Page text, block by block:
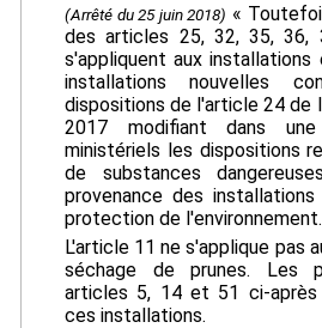
(Arrêté du 25 juin 2018) «
des articles 25, 32, 35,
s'appliquent aux
installations nouvelles
dispositions de l'article 24 de
2017 modifiant dans
ministériels les dispositions
de substances
provenance des
protection de
L'article 11 ne s'applique pas
séchage de prunes. Les
articles 5, 14 et 51 ci-
ces installations.